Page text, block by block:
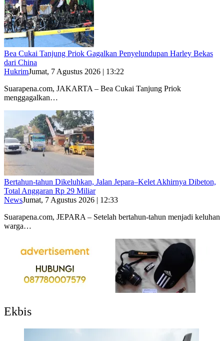
Bea Cukai Tanjung Priok Gagalkan Penyelundupan Harley Bekas
dari China
HukrimJumat, 7 Agustus 2026 | 13:22
Suarapena.com, JAKARTA – Bea Cukai Tanjung Priok
menggagalkan…
Bertahun-tahun Dikeluhkan, Jalan Jepara–Kelet Akhirnya Dibeton,
Total Anggaran Rp 29 Miliar
NewsJumat, 7 Agustus 2026 | 12:33
Suarapena.com, JEPARA – Setelah bertahun-tahun menjadi keluhan
warga…
Ekbis